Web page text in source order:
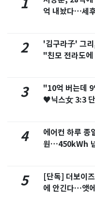
1
억 내놨다…세
2
'김구라子' 그
"친모 전라도
3
"10억 버는데
♥닉스女 3:3
4
에어컨 하루 종
원…450kWh
5
[단독] 더보이
에 안긴다…앳